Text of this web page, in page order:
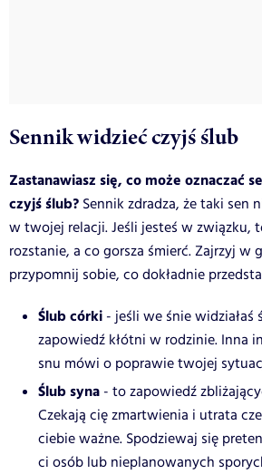
Sennik widzieć czyjś ślub
Zastanawiasz się, co może oznaczać
czyjś ślub? Sennik zdradza, że taki sen
w twojej relacji. Jeśli jesteś w związku,
rozstanie, a co gorsza śmierć. Zajrzyj w
przypomnij sobie, co dokładnie
Ślub córki - jeśli we śnie
zapowiedź kłótni w rodzinie. Inna
snu mówi o poprawie twojej
Ślub syna - to zapowiedź
Czekają cię zmartwienia i utrata
ciebie ważne. Spodziewaj się
ci osób lub nieplanowanych